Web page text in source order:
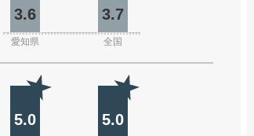
3.6 3.7
愛知県 全国
5.0 5.0